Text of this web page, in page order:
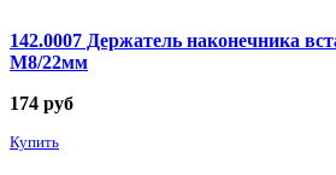
142.0007 Держатель наконечника
М8/22мм
174 руб
Купить